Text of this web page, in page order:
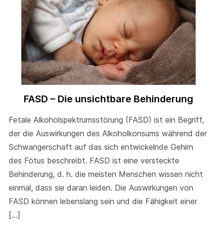
FASD – Die unsichtbare Behinderung
Fetale Alkoholspektrumsstörung (FASD) ist ein Begriff,
der die Auswirkungen des Alkoholkonsums während der
Schwangerschaft auf das sich entwickelnde Gehirn
des Fötus beschreibt. FASD ist eine versteckte
Behinderung, d. h. die meisten Menschen wissen nicht
einmal, dass sie daran leiden. Die Auswirkungen von
FASD können lebenslang sein und die Fähigkeit einer
[…]